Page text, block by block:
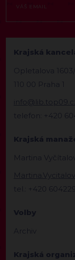
Krajská
Opletalova
110 00 Praha 1
telefon: +420
Krajská
Martina
tel.: +420
Volby
Archiv
Krajská